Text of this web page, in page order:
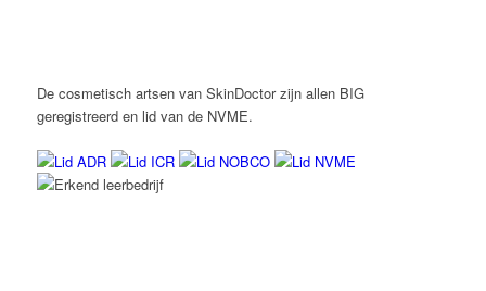
De cosmetisch artsen van SkinDoctor zijn allen BIG
geregistreerd en lid van de NVME.